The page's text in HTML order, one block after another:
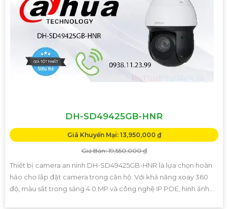
DH-SD49425GB-HNR
Giá Khuyến Mại: 13,950,000 ₫
Giá Bán: 19,550,000 ₫
Thiết bị camera an ninh DH-SD49425GB-HNR là lựa chọn hoàn
hảo cho lắp đặt camera trong căn hộ. Với khả năng xoay 360
độ, màu sắt trong sáng 4.0 MP và công nghệ IP POE, hình ảnh...